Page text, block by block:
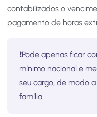
contabilizados o
pagamento de horas
❗Pode apenas ficar
mínimo nacional e
seu cargo, de modo
família.